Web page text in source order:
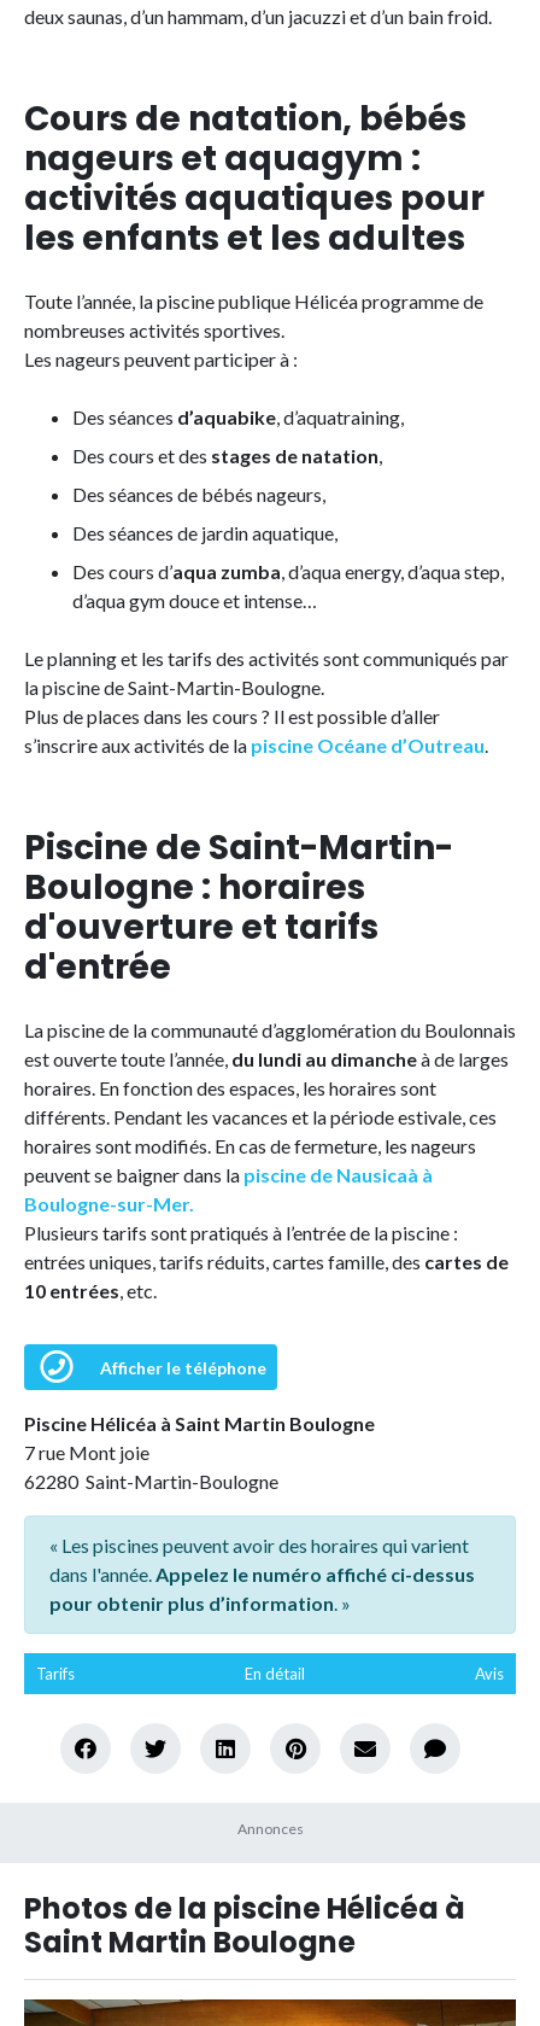
deux saunas, d’un hammam, d’un jacuzzi et d’un bain froid.
Cours de natation, bébés
nageurs et aquagym :
activités aquatiques pour
les enfants et les adultes
Toute l’année, la piscine publique Hélicéa programme de
nombreuses activités sportives.
Les nageurs peuvent participer à :
Des séances d’aquabike, d’aquatraining,
Des cours et des stages de natation,
Des séances de bébés nageurs,
Des séances de jardin aquatique,
Des cours d’aqua zumba, d’aqua energy, d’aqua step,
d’aqua gym douce et intense…
Le planning et les tarifs des activités sont communiqués par
la piscine de Saint-Martin-Boulogne.
Plus de places dans les cours ? Il est possible d’aller
s’inscrire aux activités de la piscine Océane d’Outreau.
Piscine de Saint-Martin-
Boulogne : horaires
d'ouverture et tarifs
d'entrée
La piscine de la communauté d’agglomération du Boulonnais
est ouverte toute l’année, du lundi au dimancheà de larges
horaires. En fonction des espaces, les horaires sont
différents. Pendant les vacances et la période estivale, ces
horaires sont modifiés. En cas de fermeture, les nageurs
peuvent se baigner dans la piscine de Nausicaà à
Boulogne-sur-Mer.
Plusieurs tarifs sont pratiqués à l’entrée de la piscine :
entrées uniques, tarifs réduits, cartes famille, des cartes de
10 entrées, etc.
Afficher le téléphone
Piscine Hélicéa à Saint Martin Boulogne
7 rue Mont joie
62280 Saint-Martin-Boulogne
« Les piscines peuvent avoir des horaires qui varient
dans l'année.Appelez le numéro affiché ci-dessus
pour obtenir plus d’information. »
Tarifs En détail Avis
Photos de la piscine Hélicéa à
Saint Martin Boulogne